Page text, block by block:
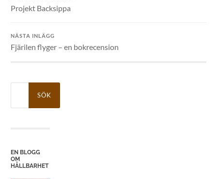
Projekt Backsippa
NÄSTA INLÄGG
Fjärilen flyger – en bokrecension
EN BLOGG
OM
HÅLLBARHET